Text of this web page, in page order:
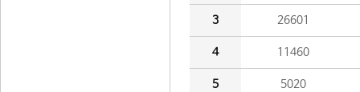
3 26601
4 11460
5 5020